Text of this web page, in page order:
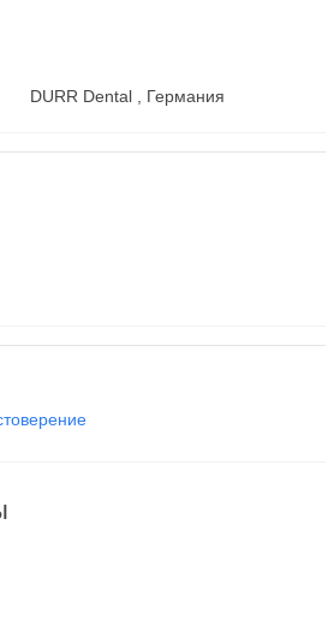
DURR Dental , Германия